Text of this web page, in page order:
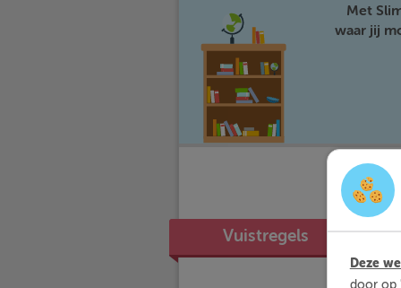
Met
waar jij
Vuistregels
Deze
door op